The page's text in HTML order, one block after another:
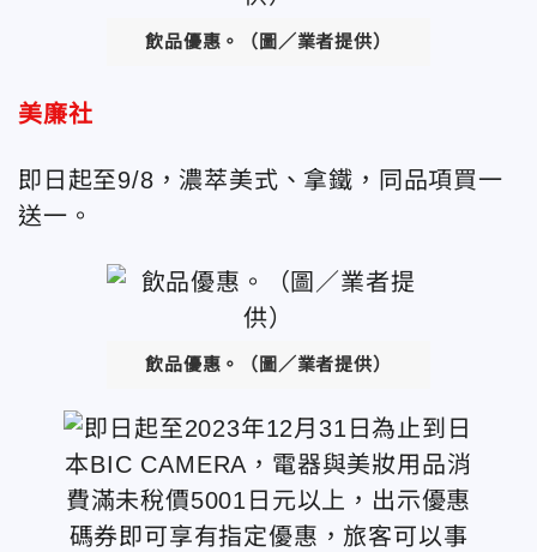
飲品優惠。（圖／業者提供）
美廉社
即日起至9/8，濃萃美式、拿鐵，同品項買一
送一。
飲品優惠。（圖／業者提供）